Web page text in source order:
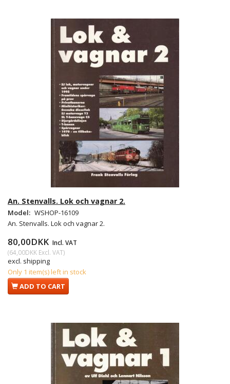
An. Stenvalls. Lok och vagnar 2.
Model: WSHOP-16109
An. Stenvalls. Lok och vagnar 2.
80,00DKK Incl. VAT
(64,00DKK Excl. VAT)
excl. shipping
Only 1 item(s) left in stock
ADD TO CART